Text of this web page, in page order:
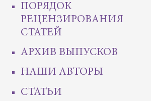
ПОРЯДОК
РЕЦЕНЗИРОВАНИЯ
СТАТЕЙ
АРХИВ ВЫПУСКОВ
НАШИ АВТОРЫ
СТАТЬИ